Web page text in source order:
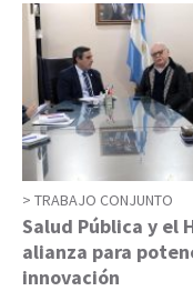
TRABAJO CONJUNTO
Salud Pública y el
alianza para
innovación